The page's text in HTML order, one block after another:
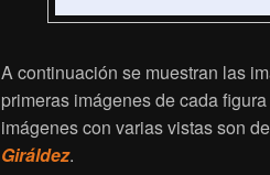
A continuación se muestran las
primeras imágenes de cada
imágenes con varias vistas son
Giráldez.